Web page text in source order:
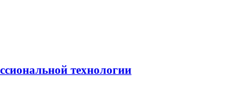
технологии